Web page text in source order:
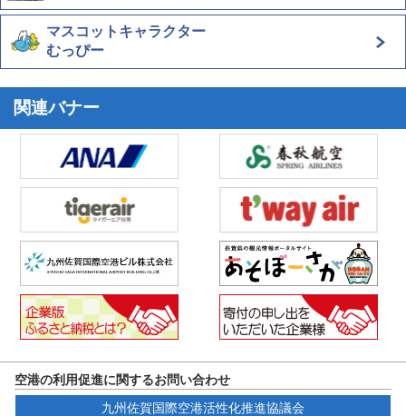
マスコットキャラクター
むっぴー
関連バナー
空港の利用促進に関するお問い合わせ
九州佐賀国際空港活性化推進協議会